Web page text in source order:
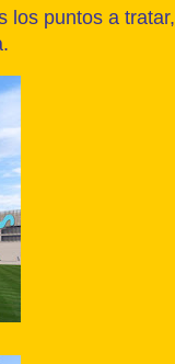
los puntos a tratar,